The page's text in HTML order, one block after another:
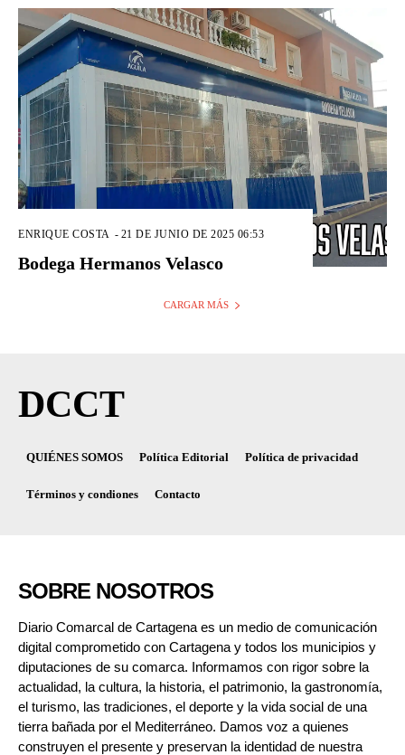
ENRIQUE COSTA - 21 DE JUNIO DE 2025 06:53
Bodega Hermanos Velasco
CARGAR MÁS
DCCT
QUIÉNES SOMOS Política Editorial Política de privacidad
Términos y condiones Contacto
SOBRE NOSOTROS
Diario Comarcal de Cartagena es un medio de comunicación
digital comprometido con Cartagena y todos los municipios y
diputaciones de su comarca. Informamos con rigor sobre la
actualidad, la cultura, la historia, el patrimonio, la gastronomía,
el turismo, las tradiciones, el deporte y la vida social de una
tierra bañada por el Mediterráneo. Damos voz a quienes
construyen el presente y preservan la identidad de nuestra